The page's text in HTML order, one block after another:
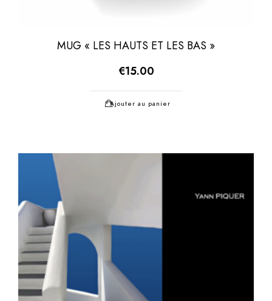
MUG « LES HAUTS ET LES BAS »
€15.00
Ajouter au panier